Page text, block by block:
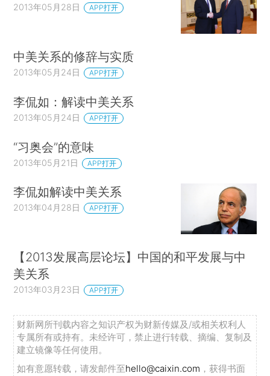
2013年05月28日 APP打开
中美关系的修辞与实质
2013年05月24日 APP打开
李侃如：解读中美关系
2013年05月24日 APP打开
“习奥会”的意味
2013年05月21日 APP打开
李侃如解读中美关系
2013年04月28日 APP打开
【2013发展高层论坛】中国的和平发展与中
美关系
2013年03月23日 APP打开
财新网所刊载内容之知识产权为财新传媒及/或相关权利人
专属所有或持有。未经许可，禁止进行转载、摘编、复制及
建立镜像等任何使用。
如有意愿转载，请发邮件至hello@caixin.com ，获得书面